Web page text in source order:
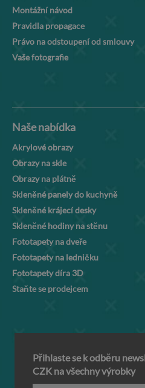
Montážní návod
Pravidla propagace
Právo na odstoupení od smlouvy
Vaše fotografie
Naše nabídka
Akrylové obrazy
Obrazy na skle
Obrazy na plátně
Skleněné panely do kuchyně
Skleněné krájecí desky
Skleněné hodiny na stěnu
Fototapety na dveře
Fototapety na ledničku
Fototapety díra 3D
Staňte se prodejcem
Přihlaste se k odběru
CZK na všechny výrobky